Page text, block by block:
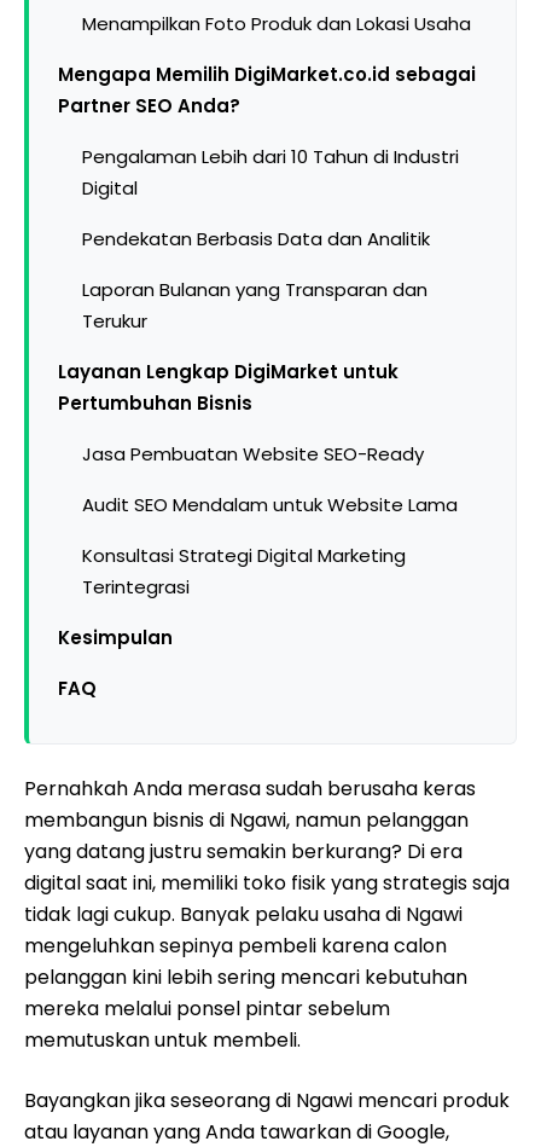
Menampilkan Foto Produk dan Lokasi Usaha
Mengapa Memilih DigiMarket.co.id sebagai
Partner SEO Anda?
Pengalaman Lebih dari 10 Tahun di Industri
Digital
Pendekatan Berbasis Data dan Analitik
Laporan Bulanan yang Transparan dan
Terukur
Layanan Lengkap DigiMarket untuk
Pertumbuhan Bisnis
Jasa Pembuatan Website SEO-Ready
Audit SEO Mendalam untuk Website Lama
Konsultasi Strategi Digital Marketing
Terintegrasi
Kesimpulan
FAQ
Pernahkah Anda merasa sudah berusaha keras
membangun bisnis di Ngawi, namun pelanggan
yang datang justru semakin berkurang? Di era
digital saat ini, memiliki toko fisik yang strategis saja
tidak lagi cukup. Banyak pelaku usaha di Ngawi
mengeluhkan sepinya pembeli karena calon
pelanggan kini lebih sering mencari kebutuhan
mereka melalui ponsel pintar sebelum
memutuskan untuk membeli.
Bayangkan jika seseorang di Ngawi mencari produk
atau layanan yang Anda tawarkan di Google,